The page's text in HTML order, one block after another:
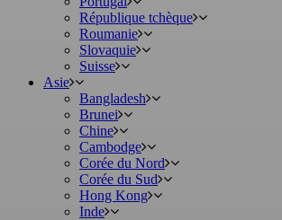
République tchèque
Roumanie
Slovaquie
Suisse
Asie
Bangladesh
Brunei
Chine
Cambodge
Corée du Nord
Corée du Sud
Hong Kong
Inde